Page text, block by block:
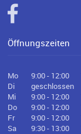
Öffnungszeiten
Mo 9:00 - 12:00
Di
geschlossen
Mi
9:00 - 12:00
Do
9:00 - 12:00
Fr
9:00 - 12:00
Sa
9:30 - 13:00